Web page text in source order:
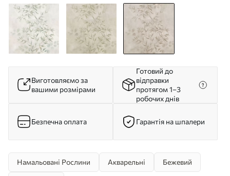
Виготовляємо за
вашими розмірами
Готовий до
відправки
протягом 1–3
робочих днів
Безпечна оплата Гарантія на шпалери
Намальовані Рослини Акварельні Бежевий